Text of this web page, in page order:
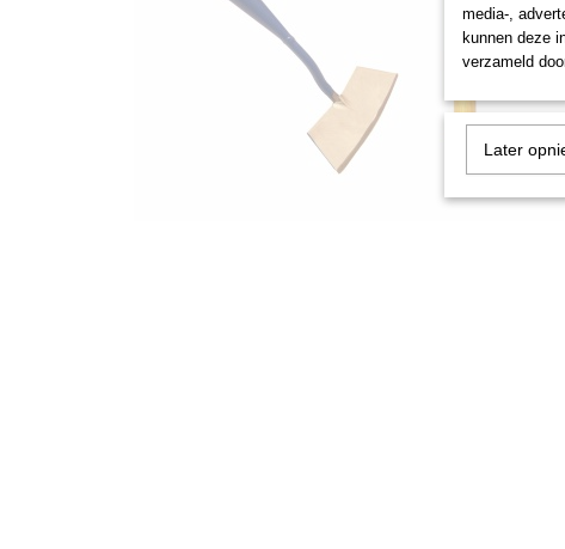
media-,
kunnen deze
verzameld
Later